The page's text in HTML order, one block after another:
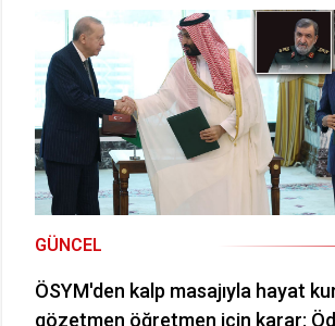
GÜNCEL
ÖSYM'den kalp masajıyla hayat
gözetmen öğretmen için karar: